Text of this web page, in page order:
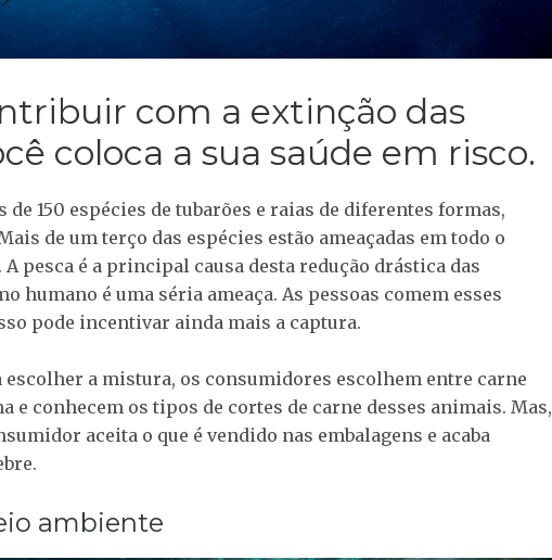
com a extinção das
coloca a sua saúde em risco.
150 espécies de tubarões e raias de diferentes formas,
de um terço das espécies estão ameaçadas em todo o
pesca é a principal causa desta redução drástica das
humano é uma séria ameaça. As pessoas comem esses
pode incentivar ainda mais a captura.
escolher a mistura, os consumidores escolhem entre carne
e conhecem os tipos de cortes de carne desses animais. Mas,
aceita o que é vendido nas embalagens e acaba
ambiente